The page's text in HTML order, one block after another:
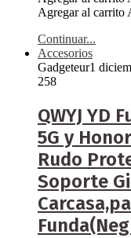
Agregar al
Continuar...
Accesorios
Gadgeteur1
258
QWYJ YD
5G y
Rudo
Soporte